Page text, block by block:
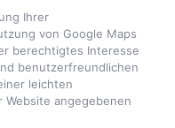
Ihrer
von Google Maps
berechtigtes Interesse
benutzerfreundlichen
leichten
angegebenen